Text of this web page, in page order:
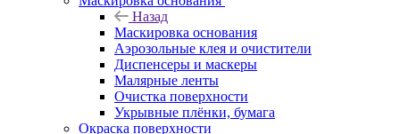
Назад
Маскировка основания
Аэрозольные клея и очистители
Диспенсеры и маскеры
Малярные ленты
Очистка поверхности
Укрывные плёнки, бумага
Окраска поверхности